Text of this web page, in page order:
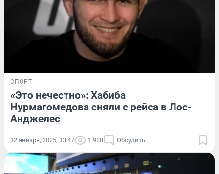
СПОРТ
«Это нечестно»: Хабиба
Нурмагомедова сняли с рейса в Лос-
Анджелес
12 января, 2025, 13:47 1 928 Обсудить